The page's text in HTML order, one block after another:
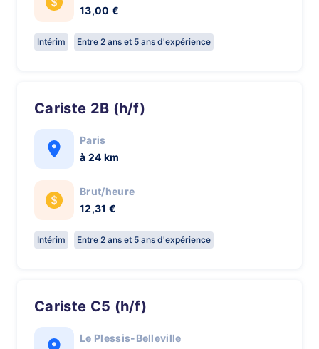
13,00 €
Intérim Entre 2 ans et 5 ans d'expérience
Cariste 2B (h/f)
Paris
à 24 km
Brut/heure
12,31 €
Intérim Entre 2 ans et 5 ans d'expérience
Cariste C5 (h/f)
Le Plessis-Belleville